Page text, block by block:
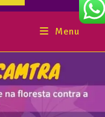
Menu